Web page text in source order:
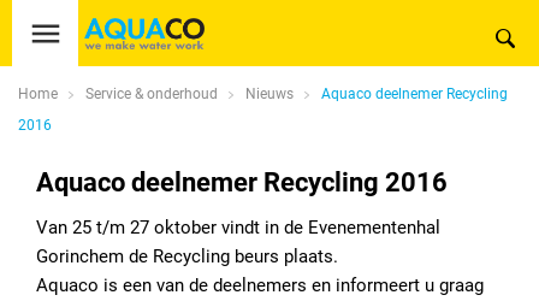
Home Service & onderhoud Nieuws
Aquaco deelnemer Recycling
2016
Aquaco deelnemer Recycling 2016
Van 25 t/m 27 oktober vindt in de Evenementenhal
Gorinchem de Recycling beurs plaats.
Aquaco is een van de deelnemers en informeert u graag